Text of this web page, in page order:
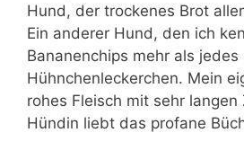
Hund, der trockenes Brot
Ein anderer Hund, den ich
Bananenchips mehr als jedes
Hühnchenleckerchen. Mein
rohes Fleisch mit sehr
Hündin liebt das profane